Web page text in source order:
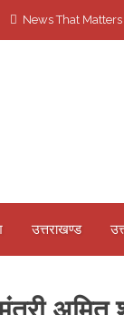
News That Matters
उत्तराखण्ड